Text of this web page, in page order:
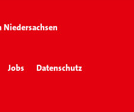
Jobs
Datenschutz